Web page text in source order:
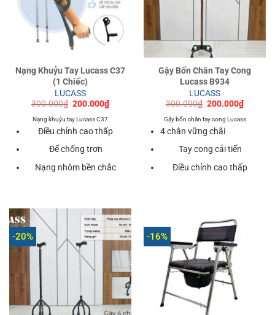
Nạng Khuỷu Tay Lucass C37
(1 Chiếc)
LUCASS
300.000₫ Giá
là:
300.000₫.
200.000₫Giá
hiện
200.000₫.
Nạng khuỷu tay Lucass C37
Điều chỉnh cao thấp
Đế chống trơn
Nạng nhôm bền chắc
Gậy Bốn Chân Tay Cong
Lucass B934
LUCASS
300.000₫ Giá
là:
300.000₫.
200.000₫Giá
hiện
tại
Gậy bốn chân tay cong Lucass
4 chân vững chãi
Tay cong cải tiến
Điều chỉnh cao thấp
-20% -16%